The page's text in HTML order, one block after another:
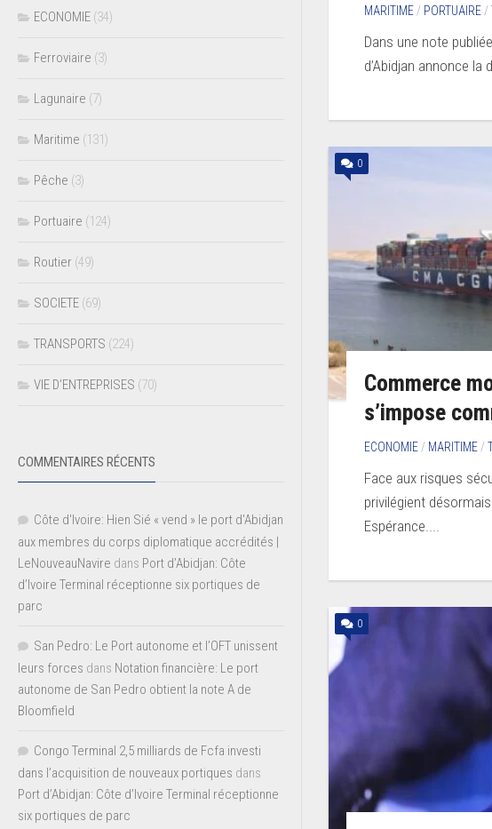
MARITIME / PORTUAIRE /
Dans une note
d’Abidjan annonce la
0
Commerce
s’impose
ECONOMIE / MARITIME /
Face aux risques
privilégient
Espérance....
0
ECONOMIE (34)
Ferroviaire (3)
Lagunaire (7)
Maritime (131)
Pêche (3)
Portuaire (124)
Routier (49)
SOCIETE (69)
TRANSPORTS (224)
VIE D’ENTREPRISES (70)
COMMENTAIRES RÉCENTS
Côte d'Ivoire: Hien Sié « vend » le port d'Abidjan
aux membres du corps diplomatique accrédités |
LeNouveauNavire dans Port d’Abidjan: Côte
d’Ivoire Terminal réceptionne six portiques de
parc
San Pedro: Le Port autonome et l’OFT unissent
leurs forces dans Notation financière: Le port
autonome de San Pedro obtient la note A de
Bloomfield
Congo Terminal 2,5 milliards de Fcfa investi
dans l’acquisition de nouveaux portiques dans
Port d’Abidjan: Côte d’Ivoire Terminal réceptionne
six portiques de parc